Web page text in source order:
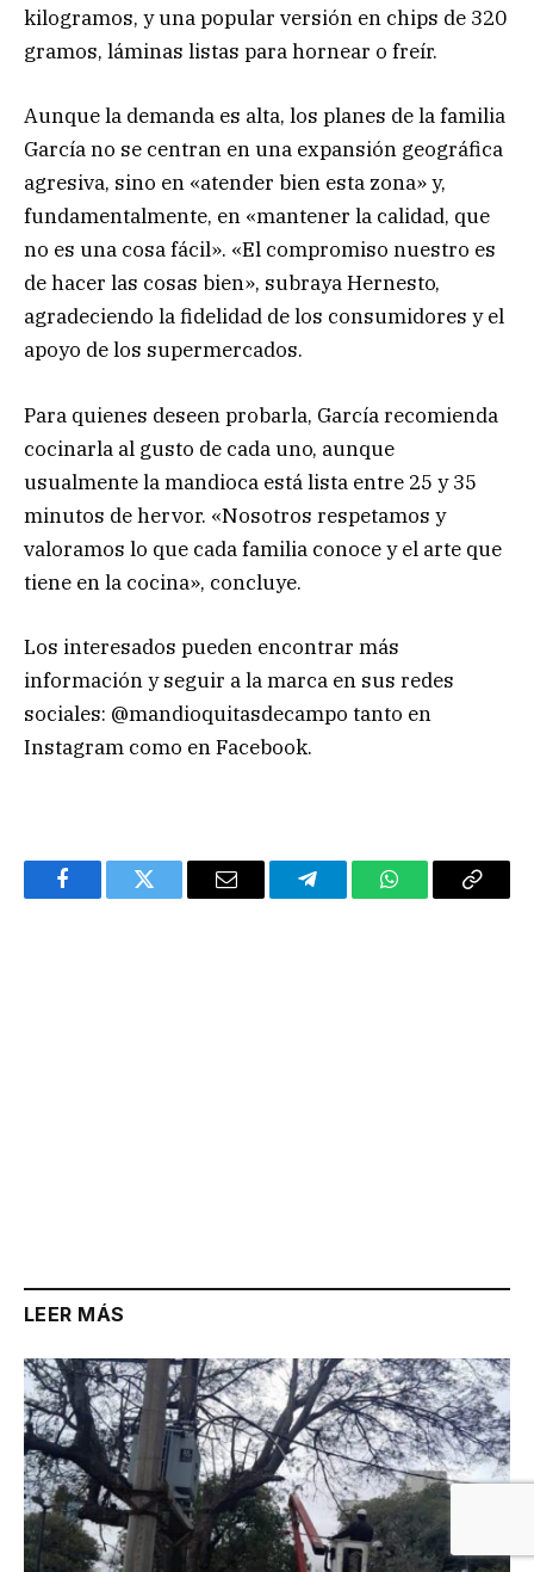
kilogramos, y una popular versión en chips de 320
gramos, láminas listas para hornear o freír.
Aunque la demanda es alta, los planes de la familia
García no se centran en una expansión geográfica
agresiva, sino en «atender bien esta zona» y,
fundamentalmente, en «mantener la calidad, que
no es una cosa fácil». «El compromiso nuestro es
de hacer las cosas bien», subraya Hernesto,
agradeciendo la fidelidad de los consumidores y el
apoyo de los supermercados.
Para quienes deseen probarla, García recomienda
cocinarla al gusto de cada uno, aunque
usualmente la mandioca está lista entre 25 y 35
minutos de hervor. «Nosotros respetamos y
valoramos lo que cada familia conoce y el arte que
tiene en la cocina», concluye.
Los interesados pueden encontrar más
información y seguir a la marca en sus redes
sociales: @mandioquitasdecampo tanto en
Instagram como en Facebook.
FacebookTwitter Email TelegramWhatsAppCopy
LEER MÁS